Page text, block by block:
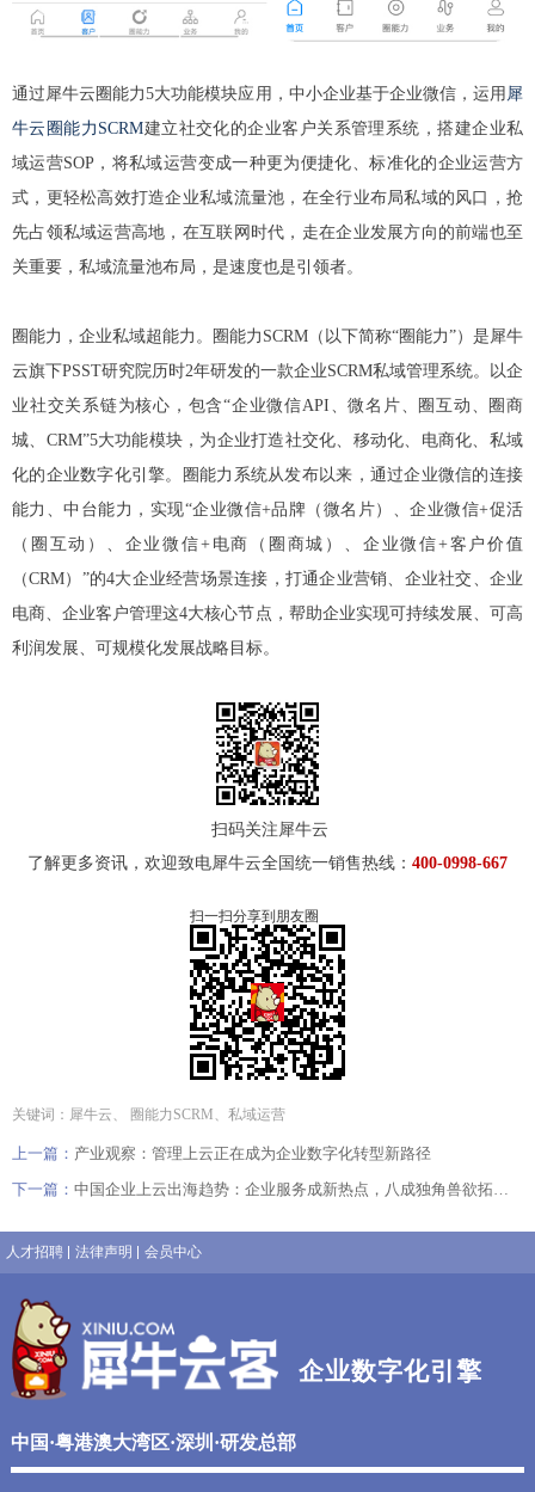
通过犀牛云圈能力5大功能模块应用，中小企业基于企业微信，运用 犀
牛云圈能力SCRM建立社交化的企业客户关系管理系统，搭建企业私
域运营SOP，将私域运营变成一种更为便捷化、标准化的企业运营方
式，更轻松高效打造企业私域流量池，在全行业布局私域的风口，抢
先占领私域运营高地，在互联网时代，走在企业发展方向的前端也至
关重要，私域流量池布局，是速度也是引领者。
圈能力，企业私域超能力。圈能力SCRM（以下简称“圈能力”）是犀牛
云旗下PSST研究院历时2年研发的一款企业SCRM私域管理系统。以企
业社交关系链为核心，包含“企业微信API、微名片、圈互动、圈商
城、CRM”5大功能模块，为企业打造社交化、移动化、电商化、私域
化的企业数字化引擎。圈能力系统从发布以来，通过企业微信的连接
能力、中台能力，实现“企业微信+品牌（微名片）、企业微信+促活
（圈互动）、企业微信+电商（圈商城）、企业微信+客户价值
（CRM）”的4大企业经营场景连接，打通企业营销、企业社交、企业
电商、企业客户管理这4大核心节点，帮助企业实现可持续发展、可高
利润发展、可规模化发展战略目标。
扫码关注犀牛云
了解更多资讯，欢迎致电犀牛云全国统一销售热线： 400-0998-667
扫一扫分享到朋友圈
关键词：犀牛云、 圈能力SCRM、私域运营
上一篇： 产业观察：管理上云正在成为企业数字化转型新路径
下一篇： 中国企业上云出海趋势：企业服务成新热点，八成独角兽欲拓展海外市场
人才招聘 法律声明 会员中心
企业数字化引擎
中国·粤港澳大湾区·深圳·研发总部